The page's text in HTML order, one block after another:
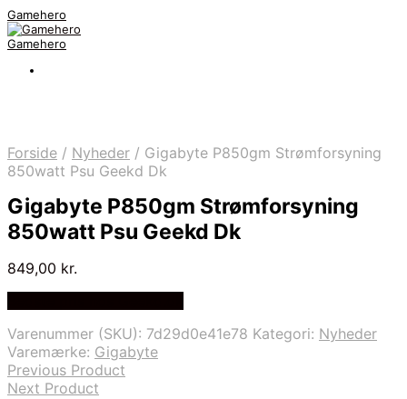
Gamehero
Gamehero
Forside / Nyheder / Gigabyte P850gm Strømforsyning
850watt Psu Geekd Dk
Gigabyte P850gm Strømforsyning
850watt Psu Geekd Dk
849,00 kr.
Varenummer (SKU): 7d29d0e41e78 Kategori: Nyheder
Varemærke: Gigabyte
Previous Product
Next Product